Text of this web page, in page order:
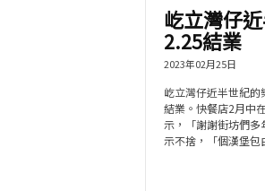
屹立灣仔
2.25結業
2023年02月25日
屹立灣仔近半世紀的
結業。快餐店2月中
示，「謝謝街坊們多
示不捨，「個漢堡包